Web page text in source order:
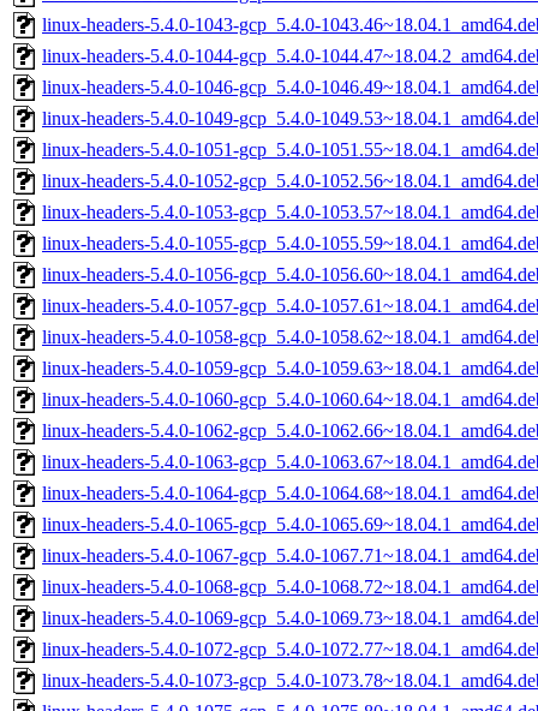
linux-headers-5.4.0-1043-gcp_5.4.0-
linux-headers-5.4.0-1044-gcp_5.4.0-
linux-headers-5.4.0-1046-gcp_5.4.0-
linux-headers-5.4.0-1049-gcp_5.4.0-
linux-headers-5.4.0-1051-gcp_5.4.0-
linux-headers-5.4.0-1052-gcp_5.4.0-
linux-headers-5.4.0-1053-gcp_5.4.0-
linux-headers-5.4.0-1055-gcp_5.4.0-
linux-headers-5.4.0-1056-gcp_5.4.0-
linux-headers-5.4.0-1057-gcp_5.4.0-
linux-headers-5.4.0-1058-gcp_5.4.0-
linux-headers-5.4.0-1059-gcp_5.4.0-
linux-headers-5.4.0-1060-gcp_5.4.0-
linux-headers-5.4.0-1062-gcp_5.4.0-
linux-headers-5.4.0-1063-gcp_5.4.0-
linux-headers-5.4.0-1064-gcp_5.4.0-
linux-headers-5.4.0-1065-gcp_5.4.0-
linux-headers-5.4.0-1067-gcp_5.4.0-
linux-headers-5.4.0-1068-gcp_5.4.0-
linux-headers-5.4.0-1069-gcp_5.4.0-
linux-headers-5.4.0-1072-gcp_5.4.0-
linux-headers-5.4.0-1073-gcp_5.4.0-